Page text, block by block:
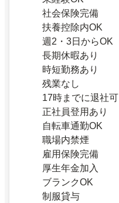
社会保険完備
扶養控除内OK
週2・3日からOK
長期休暇あり
時短勤務あり
残業なし
17時までに退社可
正社員登用あり
自転車通勤OK
職場内禁煙
雇用保険完備
厚生年金加入
ブランクOK
制服貸与